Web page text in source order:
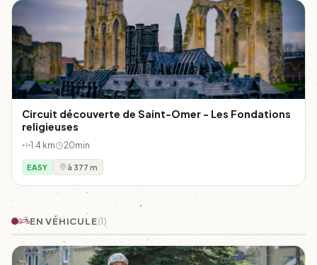
Circuit découverte de Saint-Omer - Les Fondations
religieuses
1.4 km 20min
EASY à 377 m
EN VÉHICULE(1)